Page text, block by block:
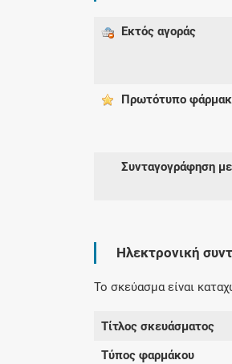
Εκτός αγοράς
Πρωτότυπο
Συνταγογράφηση
Ηλεκτρονική
Το σκεύασμα είναι
Τίτλος σκευάσματος
Τύπος φαρμάκου